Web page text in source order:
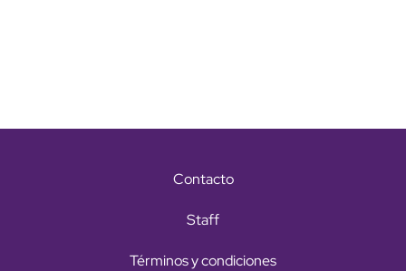
Contacto
Staff
Términos y condiciones